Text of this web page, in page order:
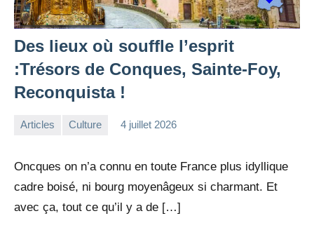
Des lieux où souffle l’esprit
:Trésors de Conques, Sainte-Foy,
Reconquista !
Articles Culture 4 juillet 2026
Oncques on n’a connu en toute France plus idyllique
cadre boisé, ni bourg moyenâgeux si charmant. Et
avec ça, tout ce qu’il y a de […]